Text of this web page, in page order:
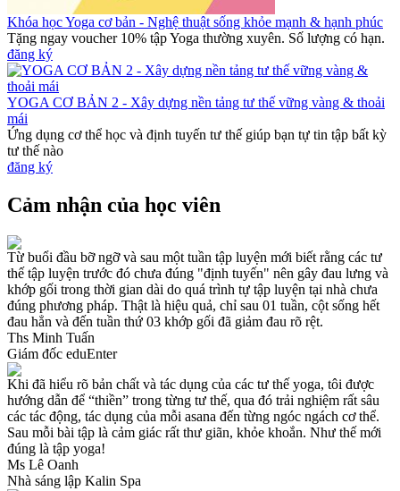
Khóa học Yoga cơ bản - Nghệ thuật sống khỏe mạnh & hạnh phúc
Tặng ngay voucher 10% tập Yoga thường xuyên. Số lượng có hạn.
đăng ký
YOGA CƠ BẢN 2 - Xây dựng nền tảng tư thế vững vàng & thoải
mái
Ứng dụng cơ thể học và định tuyến tư thế giúp bạn tự tin tập bất kỳ
tư thế nào
đăng ký
Cảm nhận của học viên
Từ buổi đầu bỡ ngỡ và sau một tuần tập luyện mới biết rằng các tư
thế tập luyện trước đó chưa đúng "định tuyến" nên gây đau lưng và
khớp gối trong thời gian dài do quá trình tự tập luyện tại nhà chưa
đúng phương pháp. Thật là hiệu quả, chỉ sau 01 tuần, cột sống hết
đau hẳn và đến tuần thứ 03 khớp gối đã giảm đau rõ rệt.
Ths Minh Tuấn
Giám đốc eduEnter
Khi đã hiểu rõ bản chất và tác dụng của các tư thế yoga, tôi được
hướng dẫn để “thiền” trong từng tư thế, qua đó trải nghiệm rất sâu
các tác động, tác dụng của mỗi asana đến từng ngóc ngách cơ thể.
Sau mỗi bài tập là cảm giác rất thư giãn, khỏe khoắn. Như thế mới
đúng là tập yoga!
Ms Lê Oanh
Nhà sáng lập Kalin Spa